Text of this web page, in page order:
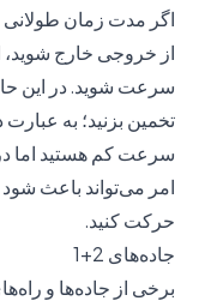
اگر مدت زمان طولانی
از خروجی خارج
سرعت شوید. در این
تخمین بزنید؛ به
سرعت کم هستید اما
امر می‌تواند باعث
حرکت کنید.
جاده‌های 2+1